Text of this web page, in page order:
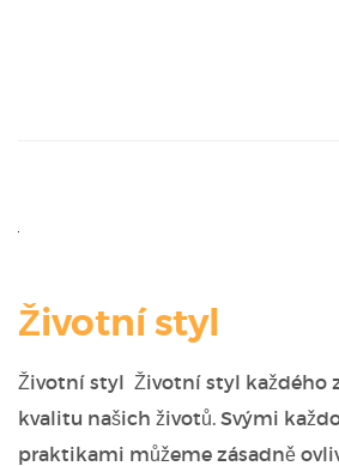
Životní styl
Životní styl Životní styl každého
kvalitu našich životů. Svými
praktikami můžeme zásadně